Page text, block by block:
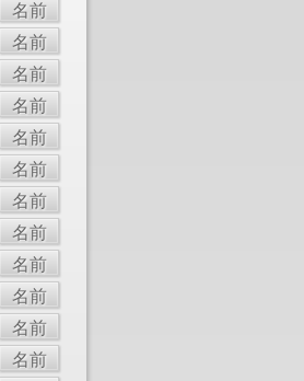
名前
名前
名前
名前
名前
名前
名前
名前
名前
名前
名前
名前